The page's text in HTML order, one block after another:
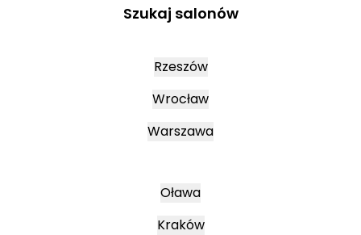
Szukaj salonów
Rzeszów
Wrocław
Warszawa
Oława
Kraków